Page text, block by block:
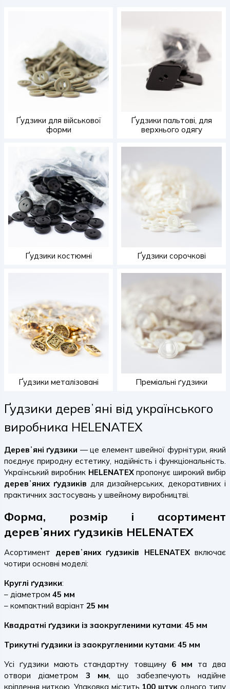
Ґудзики для військової
форми
Ґудзики пальтові, для
верхнього одягу
Ґудзики костюмні Ґудзики сорочкові
Ґудзики металізовані Преміальні ґудзики
Ґудзики деревʼяні від українського
виробника HELENATEX
Деревʼяні ґудзики — це елемент швейної фурнітури, який
поєднує природну естетику, надійність і функціональність.
Український виробник HELENATEXпропонує широкий вибір
деревʼяних ґудзиків для дизайнерських, декоративних і
практичних застосувань у швейному виробництві.
Форма, розмір і асортимент
деревʼяних ґудзиків HELENATEX
Асортимент деревʼяних ґудзиків HELENATEXвключає
чотири основні моделі:
Круглі ґудзики:
– діаметром 45 мм
– компактний варіант 25 мм
Квадратні ґудзики із заокругленими кутами: 45 мм
Трикутні ґудзики із заокругленими кутами: 45 мм
Усі ґудзики мають стандартну товщину 6 мм та два
отвори діаметром 3 мм, що забезпечують надійне
кріплення ниткою. Упаковка містить 100 штук одного типу